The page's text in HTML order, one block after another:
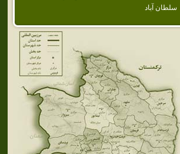
سلطان آباد